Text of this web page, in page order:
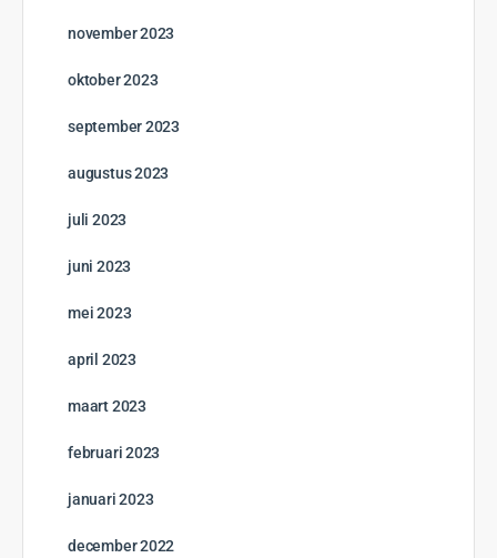
november 2023
oktober 2023
september 2023
augustus 2023
juli 2023
juni 2023
mei 2023
april 2023
maart 2023
februari 2023
januari 2023
december 2022